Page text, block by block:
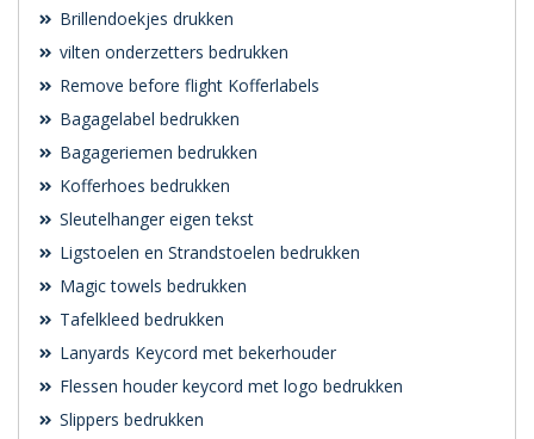
Brillendoekjes drukken
vilten onderzetters bedrukken
Remove before flight Kofferlabels
Bagagelabel bedrukken
Bagageriemen bedrukken
Kofferhoes bedrukken
Sleutelhanger eigen tekst
Ligstoelen en Strandstoelen bedrukken
Magic towels bedrukken
Tafelkleed bedrukken
Lanyards Keycord met bekerhouder
Flessen houder keycord met logo bedrukken
Slippers bedrukken